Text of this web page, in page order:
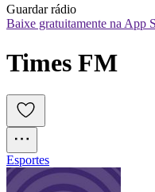
Guardar rádio
Baixe gratuitamente na App
Times FM
Esportes